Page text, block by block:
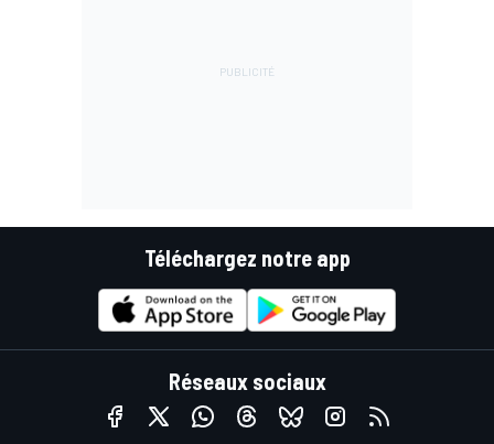
Téléchargez notre app
Réseaux sociaux